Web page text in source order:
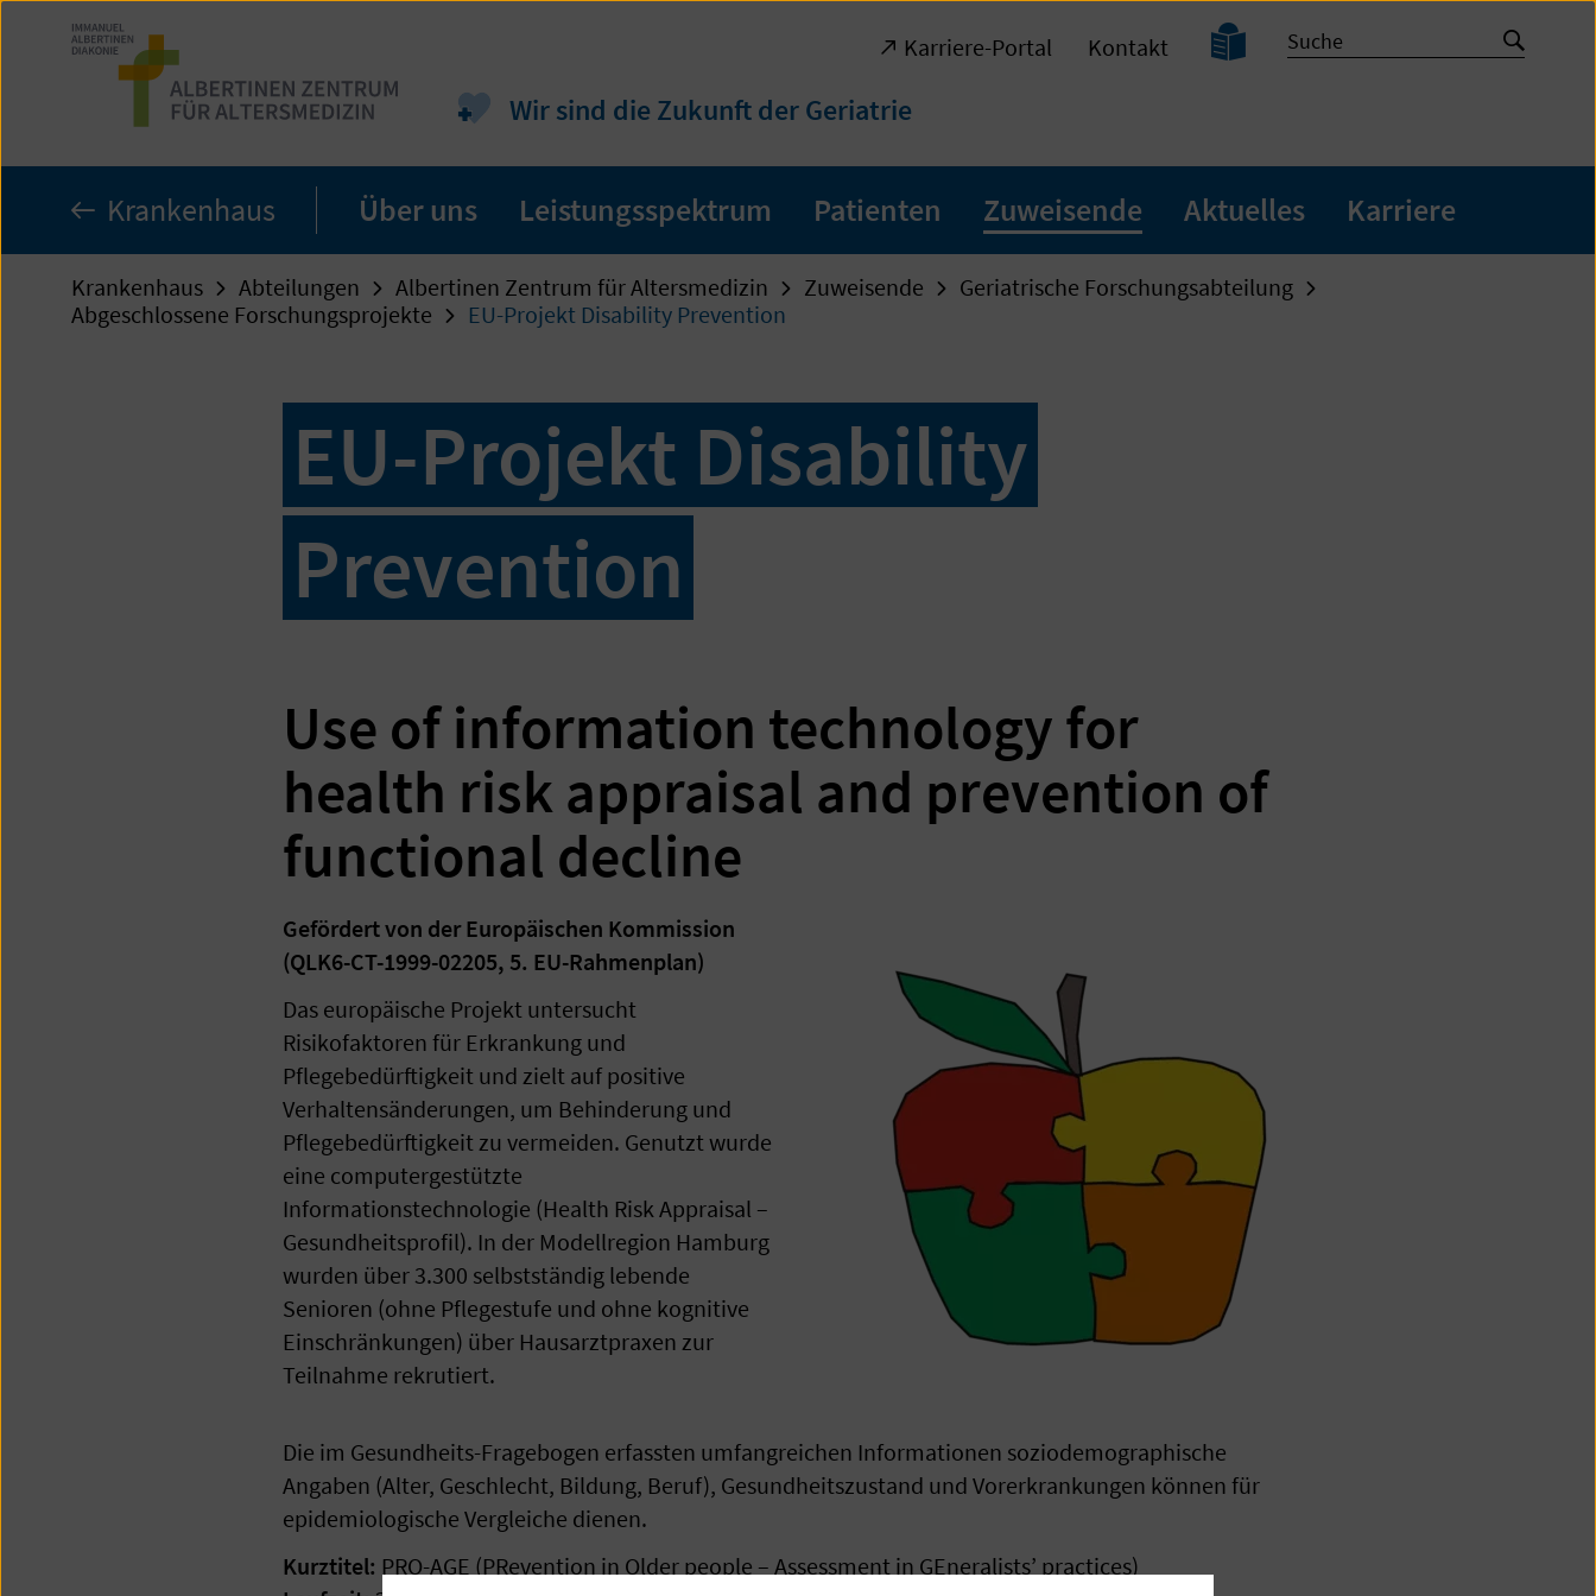
Zum
Seiteninhalt
Wir sind die Zukunft der Geriatrie
Karriere-Portal Kontakt
Leichte
Sprache
Suche
Suche
starten
Krankenhaus Über uns Leistungsspektrum Patienten Zuweisende Aktuelles Karriere
Krankenhaus Abteilungen Albertinen Zentrum für Altersmedizin Zuweisende
Geriatrische Forschungsabteilung
Abgeschlossene Forschungsprojekte
EU-Projekt Disability Prevention
EU-Projekt Disability
Prevention
Use of information technology for
health risk appraisal and prevention of
functional decline
Gefördert von der Europäischen Kommission
(QLK6-CT-1999-02205, 5. EU-Rahmenplan)
Das europäische Projekt untersucht
Risikofaktoren für Erkrankung und
Pflegebedürftigkeit und zielt auf positive
Verhaltensänderungen, um Behinderung und
Pflegebedürftigkeit zu vermeiden. Genutzt wurde
eine computergestützte
Informationstechnologie (Health Risk Appraisal –
Gesundheitsprofil). In der Modellregion Hamburg
wurden über 3.300 selbstständig lebende
Senioren (ohne Pflegestufe und ohne kognitive
Einschränkungen) über Hausarztpraxen zur
Teilnahme rekrutiert.
Die im Gesundheits-Fragebogen erfassten umfangreichen Informationen soziodemographische
Angaben (Alter, Geschlecht, Bildung, Beruf), Gesundheitszustand und Vorerkrankungen können für
epidemiologische Vergleiche dienen.
Kurztitel: PRO-AGE (PRevention in Older people – Assessment in GEneralists’ practices)